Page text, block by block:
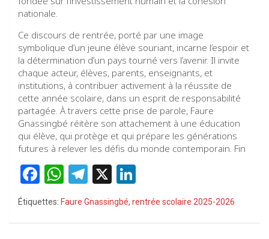
nationale.
Ce discours de rentrée, porté par une image
symbolique d’un jeune élève souriant, incarne l’espoir et
la détermination d’un pays tourné vers l’avenir. Il invite
chaque acteur, élèves, parents, enseignants, et
institutions, à contribuer activement à la réussite de
cette année scolaire, dans un esprit de responsabilité
partagée. À travers cette prise de parole, Faure
Gnassingbé réitère son attachement à une éducation
qui élève, qui protège et qui prépare les générations
futures à relever les défis du monde contemporain. Fin
F
a
W
h
T
el
X
n
Étiquettes: Faure Gnassingbé, rentrée scolaire 2025-2026